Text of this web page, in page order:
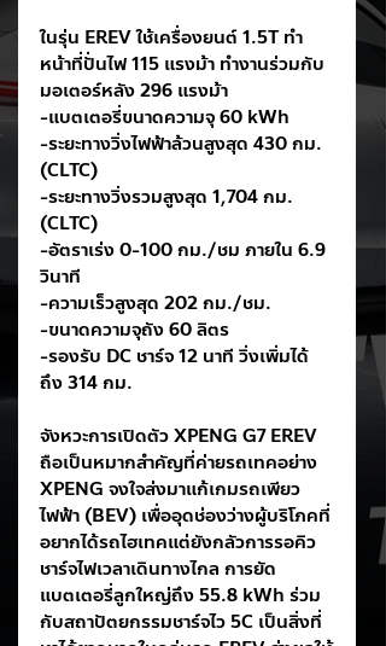
ในรุ่น EREV ใช้เครื่องยนต์ 1.5T ทำ
หน้าที่ปั่นไฟ 115 แรงม้า ทำงานร่วมกับ
มอเตอร์หลัง 296 แรงม้า
-แบตเตอรี่ขนาดความจุ 60 kWh
-ระยะทางวิ่งไฟฟ้าล้วนสูงสุด 430 กม.
(CLTC)
-ระยะทางวิ่งรวมสูงสุด 1,704 กม.
(CLTC)
-อัตราเร่ง 0-100 กม./ชม ภายใน 6.9
วินาที
-ความเร็วสูงสุด 202 กม./ชม.
-ขนาดความจุถัง 60 ลิตร
-รองรับ DC ชาร์จ 12 นาที วิ่งเพิ่มได้
ถึง 314 กม.
จังหวะการเปิดตัว XPENG G7 EREV
ถือเป็นหมากสำคัญที่ค่ายรถเทคอย่าง
XPENG จงใจส่งมาแก้เกมรถเพียว
ไฟฟ้า (BEV) เพื่ออุดช่องว่างผู้บริโภคที่
อยากได้รถไฮเทคแต่ยังกลัวการรอคิว
ชาร์จไฟเวลาเดินทางไกล การยัด
แบตเตอรี่ลูกใหญ่ถึง 55.8 kWh ร่วม
กับสถาปัตยกรรมชาร์จไว 5C เป็นสิ่งที่